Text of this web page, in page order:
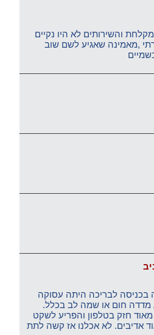
והשירותים לא היו נקיים
,מאמינה שאגיע לשם שוב
בכניסה לבריכה היתה עסוקה
מדדה חום או שמה לב בכלל.
חזק בטלפון והפריע לשקט
אדיבים. לא אכלנו אז קשה לתת